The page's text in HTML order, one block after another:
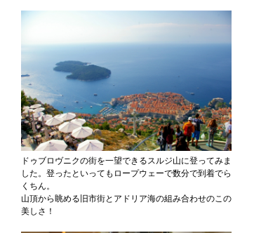
ドゥブロヴニクの街を一望できるスルジ山に登ってみま
した。登ったといってもロープウェーで数分で到着でら
くちん。
山頂から眺める旧市街とアドリア海の組み合わせのこの
美しさ！